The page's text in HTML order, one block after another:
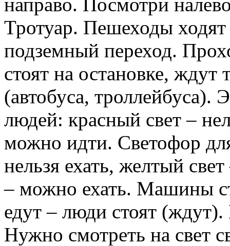
Тротуар. Пешеходы
подземный переход.
стоят на остановке, ждут
(автобуса, троллейбуса).
людей: красный свет –
можно идти. Светофор
нельзя ехать, желтый
– можно ехать. Машины
едут – люди стоят (ждут).
Нужно смотреть на свет